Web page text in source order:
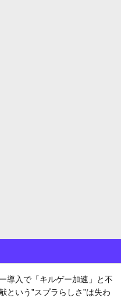
導入で「キルゲー加速」と不
という”スプラらしさ”は失わ